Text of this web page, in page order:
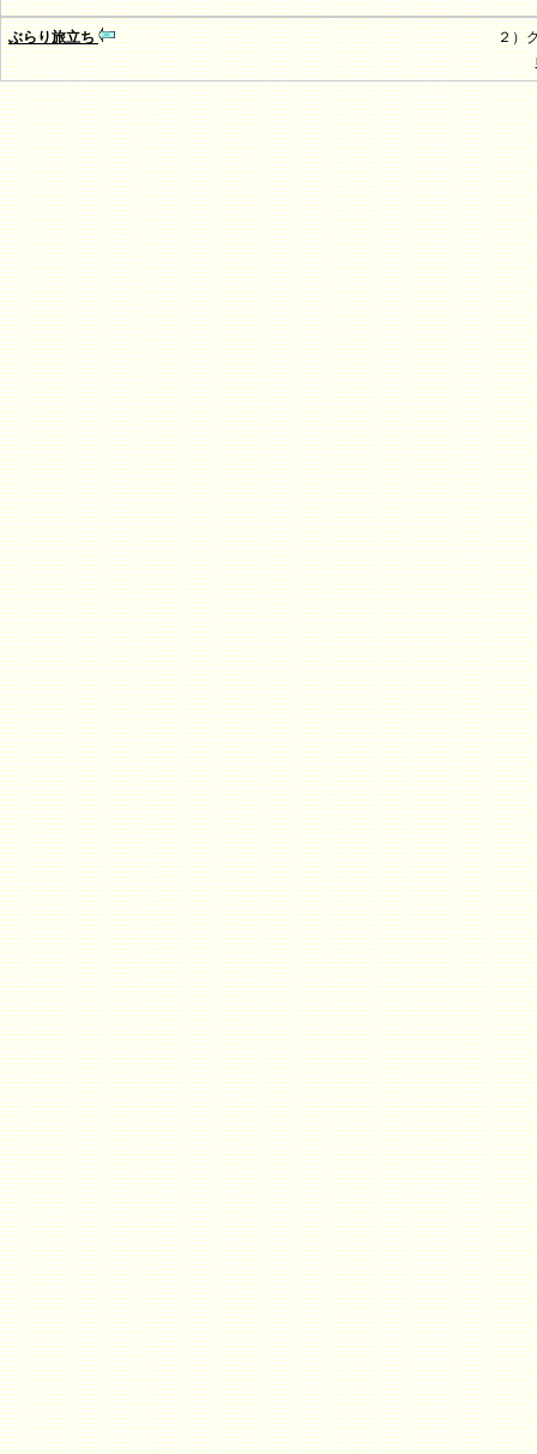
ぶらり旅立ち
２）